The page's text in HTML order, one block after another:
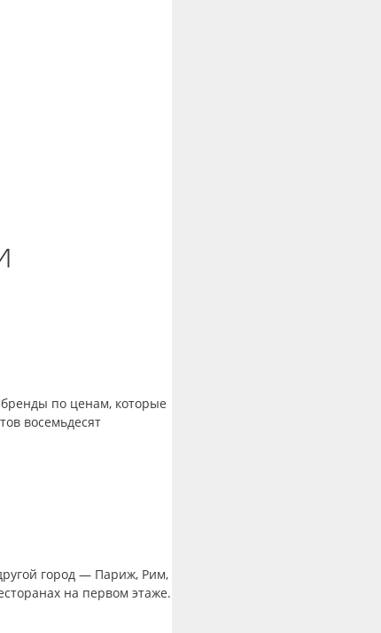
по ценам, которые
восемьдесят
город — Париж, Рим,
на первом этаже.